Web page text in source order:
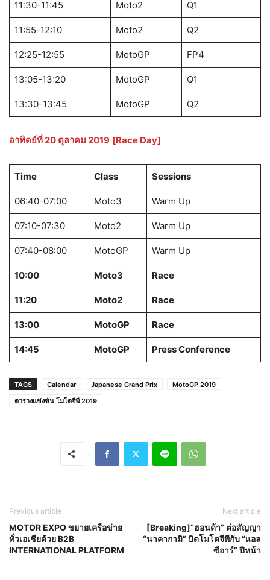
11:30-11:45 Moto2 Q1
11:55-12:10 Moto2 Q2
12:25-12:55 MotoGP FP4
13:05-13:20 MotoGP Q1
13:30-13:45 MotoGP Q2
อาทิตย์ที่ 20 ตุลาคม 2019 [Race Day]
Time Class Sessions
06:40-07:00 Moto3 Warm Up
07:10-07:30 Moto2 Warm Up
07:40-08:00 MotoGP Warm Up
10:00 Moto3 Race
11:20 Moto2 Race
13:00 MotoGP Race
14:45 MotoGP Press Conference
TAGS Calendar Japanese Grand Prix
MotoGP 2019
ตารางแข่งขัน โมโตจีพี 2019
Previous article
MOTOR EXPO ขยายเครือข่าย
ทั่วเอเชียด้วย B2B
INTERNATIONAL PLATFORM
Next article
[Breaking]“ฮอนด้า” ต่อสัญญา
“นาคากามิ” บิดโมโตจีพีกับ “แอล
ซีอาร์” ปีหน้า